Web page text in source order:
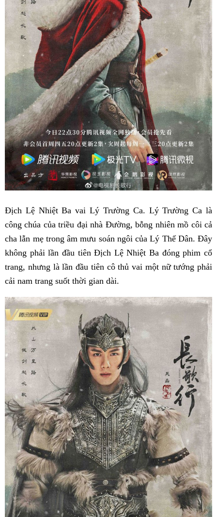
Địch Lệ Nhiệt Ba vai Lý Trường Ca. Lý Trường Ca là
công chúa của triều đại nhà Đường, bỗng nhiên mồ côi cả
cha lẫn mẹ trong âm mưu soán ngôi của Lý Thế Dân. Đây
không phải lần đầu tiên Địch Lệ Nhiệt Ba đóng phim cổ
trang, nhưng là lần đầu tiên cô thủ vai một nữ tướng phải
cải nam trang suốt thời gian dài.